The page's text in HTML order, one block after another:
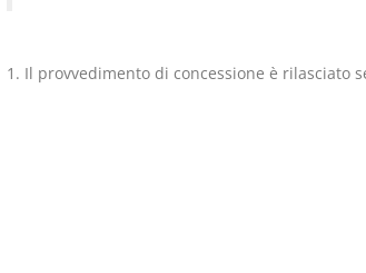
1. Il provvedimento di concessione è rilasciato